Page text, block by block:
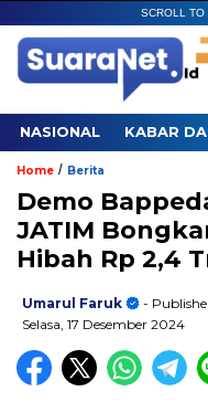
SCROLL TO
NASIONAL KABAR
Home / Berita
Demo
JATIM
Hibah Rp 2,4
Umarul Faruk
-
Selasa, 17 Desember 2024